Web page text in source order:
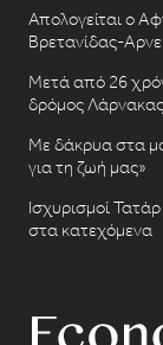
Απολογείται ο
Βρετανίδας-
Μετά από 26
δρόμος
Με δάκρυα στα
για τη ζωή μας»
Ισχυρισμοί
στα κατεχόμενα